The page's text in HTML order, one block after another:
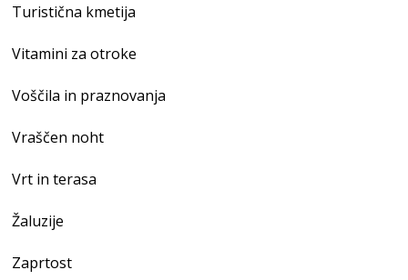
Turistična kmetija
Vitamini za otroke
Voščila in praznovanja
Vraščen noht
Vrt in terasa
Žaluzije
Zaprtost